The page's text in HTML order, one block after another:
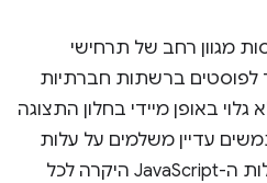
מגוון רחב של תרחישי
לפוסטים ברשתות חברתיות
באופן מיידי בחלון התצוגה
עדיין משלמים על עלות
ההורדה של הנתונים ועל עלות ה-JavaScript היקרה לכל